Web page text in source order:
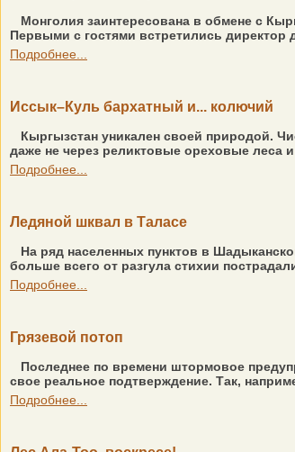
Монголия заинтересована в обмене с
Первыми с гостями встретились директор
Подробнее...
Иссык–Куль бархатный и... колючий
Кыргызстан уникален своей природой.
даже не через реликтовые ореховые леса
Подробнее...
Ледяной шквал в Таласе
На ряд населенных пунктов в
больше всего от разгула стихии
Подробнее...
Грязевой потоп
Последнее по времени штормовое
свое реальное подтверждение. Так,
Подробнее...